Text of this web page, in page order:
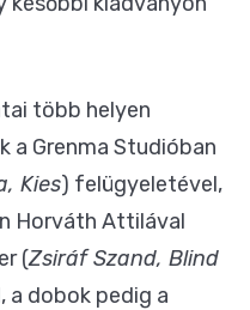
több helyen
a Grenma Studióban
Kies) felügyeletével,
Horváth Attilával
(Zsiráf Szand, Blind
a dobok pedig a